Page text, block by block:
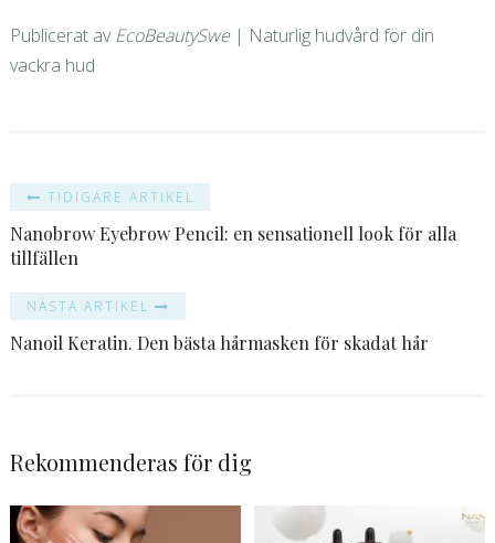
Publicerat avEcoBeautySwe| Naturlig hudvård för din
vackra hud
TIDIGARE ARTIKEL
Nanobrow Eyebrow Pencil: en sensationell look för alla
tillfällen
NÄSTA ARTIKEL
Nanoil Keratin. Den bästa hårmasken för skadat hår
Rekommenderas för dig